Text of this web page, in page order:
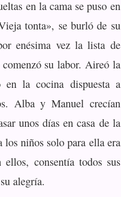
en la cama se puso en
tonta», se burló de su
enésima vez la lista de
comenzó su labor. Aireó la
la cocina dispuesta a
Alba y Manuel crecían
unos días en casa de la
los niños solo para ella era
consentía todos sus
alegría.